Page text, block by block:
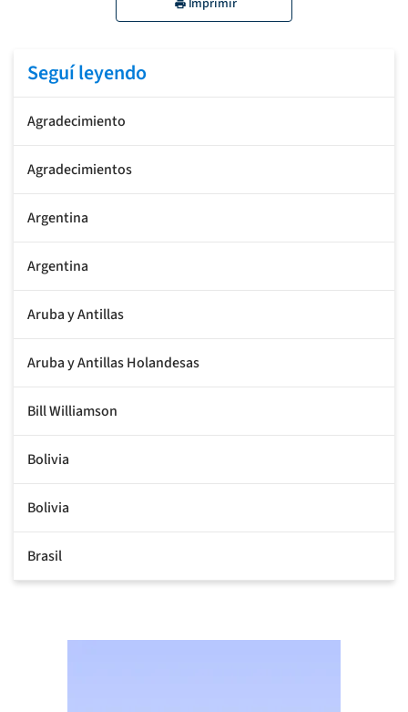
Seguí leyendo
Agradecimiento
Agradecimientos
Argentina
Argentina
Aruba y Antillas
Aruba y Antillas Holandesas
Bill Williamson
Bolivia
Bolivia
Brasil